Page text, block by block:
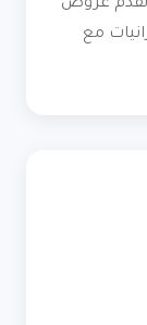
نقدم عروض
مع